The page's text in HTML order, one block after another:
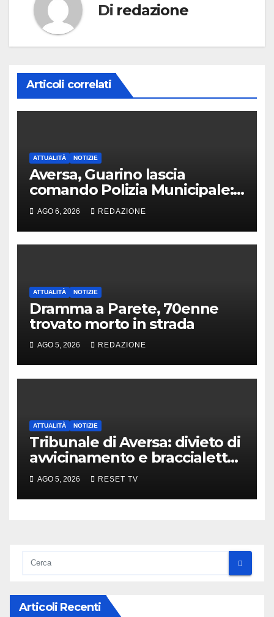
Di redazione
Articoli correlati
ATTUALITÀ NOTIZIE
Aversa, Guarino lascia
comando Polizia Municipale:
arriva Nacar
AGO 6, 2026 REDAZIONE
ATTUALITÀ NOTIZIE
Dramma a Parete, 70enne
trovato morto in strada
AGO 5, 2026 REDAZIONE
ATTUALITÀ NOTIZIE
Tribunale di Aversa: divieto di
avvicinamento e braccialetto
per i genitori di Martina
Carbonaro
AGO 5, 2026 RESET TV
Articoli Recenti